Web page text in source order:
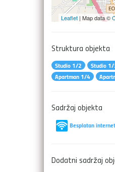
Leaflet| Map data ©
Struktura objekta
Studio 1/2 Studio
Apartman 1/4
Sadržaj objekta
Besplatan internet
Dodatni sadržaj